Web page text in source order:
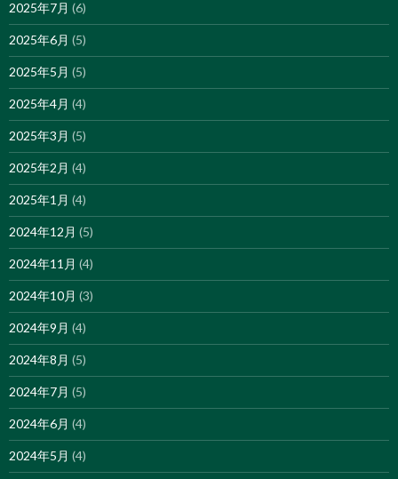
2025年7月 (6)
2025年6月 (5)
2025年5月 (5)
2025年4月 (4)
2025年3月 (5)
2025年2月 (4)
2025年1月 (4)
2024年12月 (5)
2024年11月 (4)
2024年10月 (3)
2024年9月 (4)
2024年8月 (5)
2024年7月 (5)
2024年6月 (4)
2024年5月 (4)